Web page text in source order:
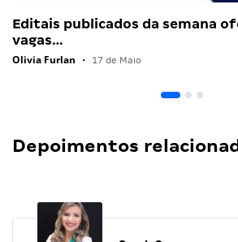
Editais publicados da semana
vagas…
Olivia Furlan • 17 de Maio
Depoimentos